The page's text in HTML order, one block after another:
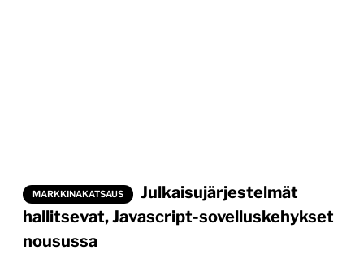
MARKKINAKATSAUS
Julkaisujärjestelmät
hallitsevat, Javascript-sovelluskehykset
nousussa